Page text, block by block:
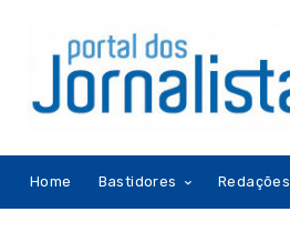
Home Bastidores Redações